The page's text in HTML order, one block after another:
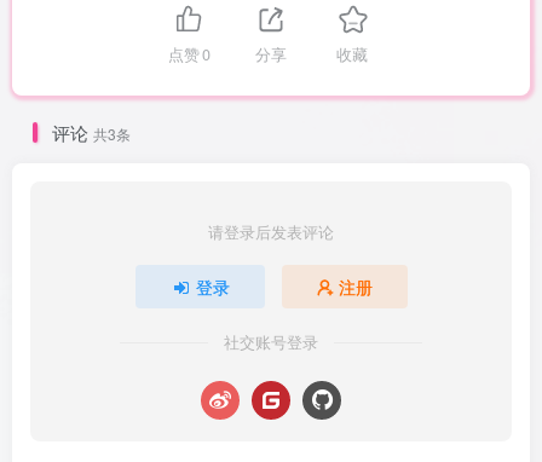
点赞0 分享 收藏
评论 共3条
请登录后发表评论
登录 注册
社交账号登录